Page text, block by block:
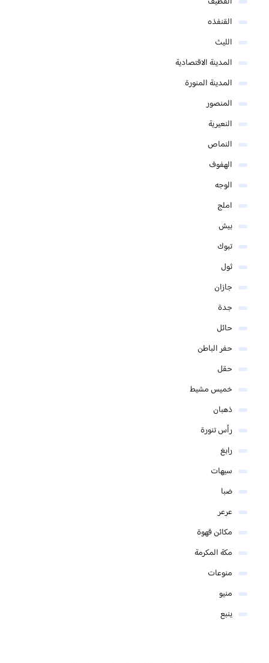
القنفذه
الليث
المدينة الاقتصادية
المدينة المنورة
المنصور
النعيرية
النماص
الهفوف
الوجه
املج
بيش
تبوك
ثول
جازان
جدة
حائل
حفر الباطن
حقل
خميس مشيط
ذهبان
رأس تنورة
رابغ
سيهات
ضبا
عرعر
مكائن قهوة
مكة المكرمة
منوعات
منيو
ينبع